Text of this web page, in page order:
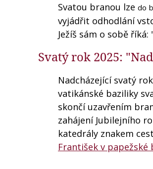
Svatou branou lze do
vyjádřit odhodlání
Ježíš sám o sobě
Svatý rok 2025:
Nadcházející svatý
vatikánské baziliky
skončí uzavřením
zahájení Jubilejního
katedrály znakem
František v